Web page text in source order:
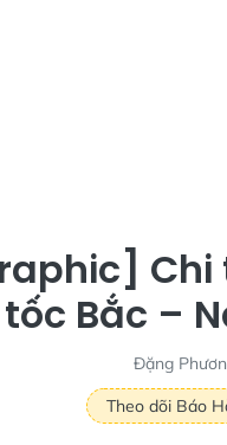
Chi
tốc Bắc –
Đặng
Theo dõi Báo